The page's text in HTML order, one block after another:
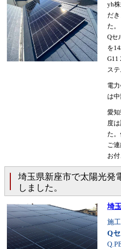
yh
だ
た。
Qセ
を
G11
ステ
電
は中
愛
度
た
ご
お
埼玉県新座市で太陽光発
しました。
埼
施
Q